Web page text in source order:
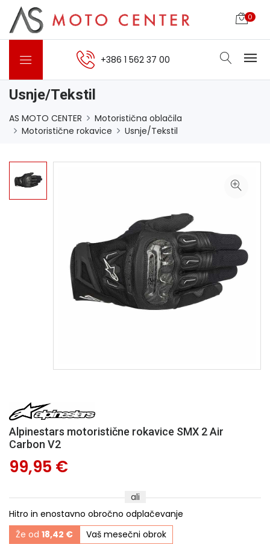
0
+386 1 562 37 00
Usnje/Tekstil
AS MOTO CENTER
Motoristična oblačila
Motoristične rokavice
Usnje/Tekstil
Alpinestars motoristične rokavice SMX 2 Air
Carbon V2
99,95 €
ali
Hitro in enostavno obročno odplačevanje
Že od 18,42 €
Vaš mesečni obrok